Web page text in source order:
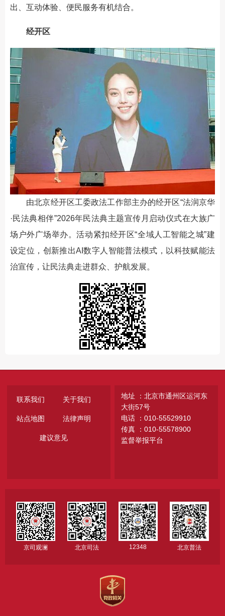
出、互动体验、便民服务有机结合。
经开区
由北京经开区工委政法工作部主办的经开区“法润京华
·民法典相伴”2026年民法典主题宣传月启动仪式在大族广
场户外广场举办。活动紧扣经开区“全域人工智能之城”建
设定位，创新推出AI数字人智能普法模式，以科技赋能法
治宣传，让民法典走进群众、护航发展。
联系我们 关于我们
站点地图 法律声明
建议意见
地址 ：北京市通州区运河东
大街57号
电话 ：010-55529910
传真 ：010-55578900
监督举报平台
京司观澜 北京司法 12348 北京普法